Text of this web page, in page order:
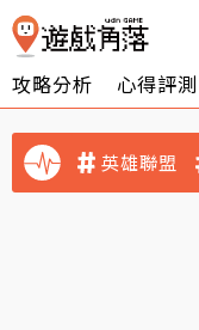
攻略分析 心得評測
英雄聯盟